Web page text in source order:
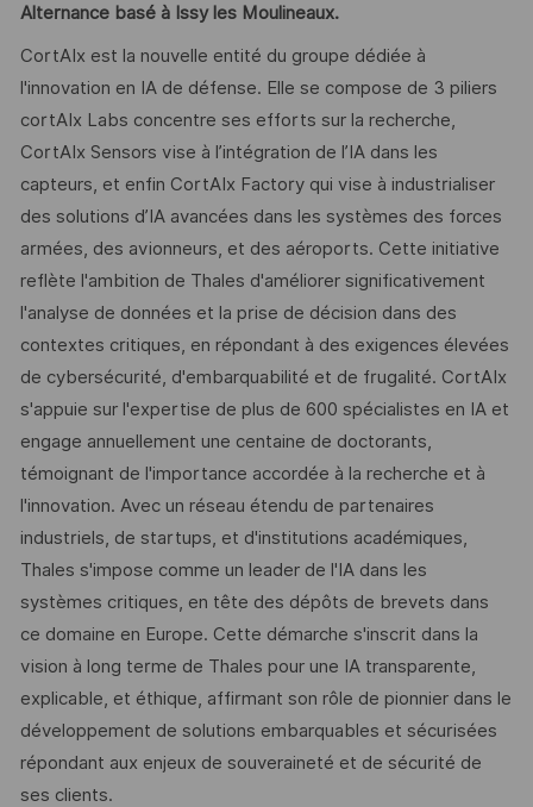
Alternance basé à Issy les Moulineaux.
CortAIx est la nouvelle entité du groupe dédiée à
l'innovation en IA de défense. Elle se compose de 3 piliers
cortAIx Labs concentre ses efforts sur la recherche,
CortAIx Sensors vise à l’intégration de l’IA dans les
capteurs, et enfin CortAIx Factory qui vise à industrialiser
des solutions d’IA avancées dans les systèmes des forces
armées, des avionneurs, et des aéroports. Cette initiative
reflète l'ambition de Thales d'améliorer significativement
l'analyse de données et la prise de décision dans des
contextes critiques, en répondant à des exigences élevées
de cybersécurité, d'embarquabilité et de frugalité. CortAIx
s'appuie sur l'expertise de plus de 600 spécialistes en IA et
engage annuellement une centaine de doctorants,
témoignant de l'importance accordée à la recherche et à
l'innovation. Avec un réseau étendu de partenaires
industriels, de startups, et d'institutions académiques,
Thales s'impose comme un leader de l'IA dans les
systèmes critiques, en tête des dépôts de brevets dans
ce domaine en Europe. Cette démarche s'inscrit dans la
vision à long terme de Thales pour une IA transparente,
explicable, et éthique, affirmant son rôle de pionnier dans le
développement de solutions embarquables et sécurisées
répondant aux enjeux de souveraineté et de sécurité de
ses clients.